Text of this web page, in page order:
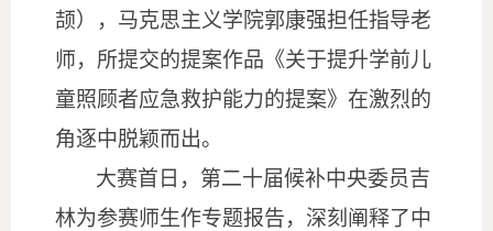
颉），马克思主义学院郭康强担任指导老
师，所提交的提案作品《关于提升学前儿
童照顾者应急救护能力的提案》在激烈的
角逐中脱颖而出。
大赛首日，第二十届候补中央委员吉
林为参赛师生作专题报告，深刻阐释了中